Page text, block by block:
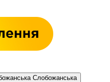
Слобожанська